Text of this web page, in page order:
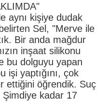
aynı kişiye dudak
Sel, "Merve ile
Bir anda mağdur
inşaat silikonu
bu dolguyu yapan
işi yaptığını, çok
ettiğini öğrendik. Suç
kadar 17